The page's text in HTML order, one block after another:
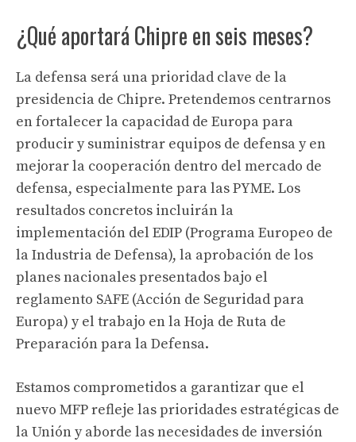
¿Qué aportará Chipre en seis meses?
La defensa será una prioridad clave de la
presidencia de Chipre. Pretendemos centrarnos
en fortalecer la capacidad de Europa para
producir y suministrar equipos de defensa y en
mejorar la cooperación dentro del mercado de
defensa, especialmente para las PYME. Los
resultados concretos incluirán la
implementación del EDIP (Programa Europeo de
la Industria de Defensa), la aprobación de los
planes nacionales presentados bajo el
reglamento SAFE (Acción de Seguridad para
Europa) y el trabajo en la Hoja de Ruta de
Preparación para la Defensa.
Estamos comprometidos a garantizar que el
nuevo MFP refleje las prioridades estratégicas de
la Unión y aborde las necesidades de inversión